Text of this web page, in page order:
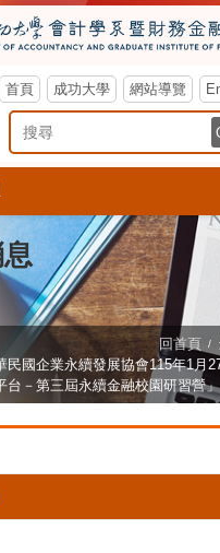
首頁 成功大學 網站導覽
搜尋關鍵字
回首頁
民國企業永續發展協會115年1月
台－第三屆永續金融校園研習營」